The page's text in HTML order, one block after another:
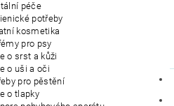
péče
potřeby
kosmetika
pro psy
o srst a kůži
o uši a oči
pro pěstění
o tlapky